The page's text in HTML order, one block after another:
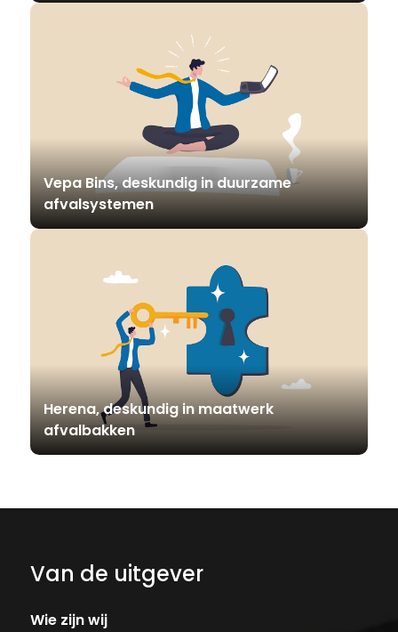
Vepa Bins, deskundig in duurzame
afvalsystemen
Herena, deskundig in maatwerk
afvalbakken
Van de uitgever
Wie zijn wij